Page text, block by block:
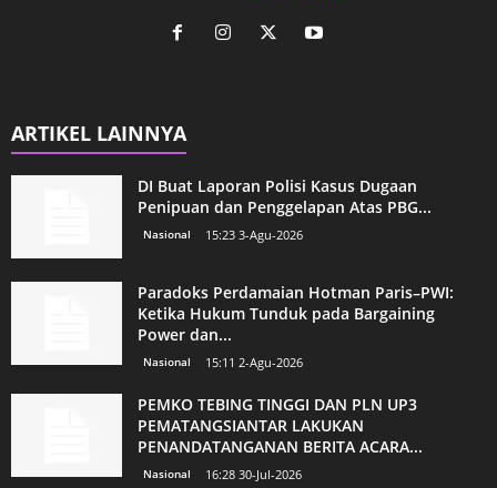
ARTIKEL LAINNYA
DI Buat Laporan Polisi Kasus Dugaan
Penipuan dan Penggelapan Atas PBG...
Nasional 15:23 3-Agu-2026
Paradoks Perdamaian Hotman Paris–PWI:
Ketika Hukum Tunduk pada Bargaining
Power dan...
Nasional 15:11 2-Agu-2026
PEMKO TEBING TINGGI DAN PLN UP3
PEMATANGSIANTAR LAKUKAN
PENANDATANGANAN BERITA ACARA...
Nasional 16:28 30-Jul-2026